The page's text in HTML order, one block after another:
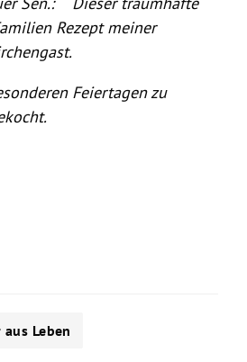
Rezept meiner
Feiertagen zu
aus Leben